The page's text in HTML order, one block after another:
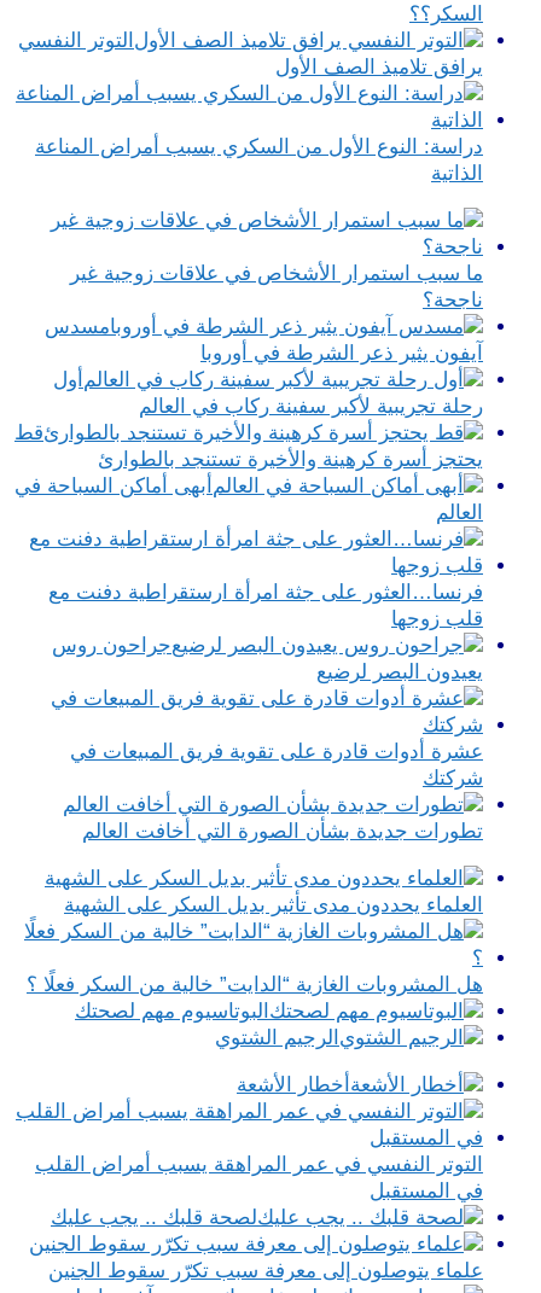
السكر؟؟
التوتر النفسي
يرافق تلاميذ الصف الأول
دراسة: النوع الأول من السكري يسبب أمراض المناعة
الذاتية
ما سبب استمرار الأشخاص في علاقات زوجية غير
ناجحة؟
مسدس
آيفون يثير ذعر الشرطة في أوروبا
أول
رحلة تجريبية لأكبر سفينة ركاب في العالم
قط
يحتجز أسرة كرهينة والأخيرة تستنجد بالطوارئ
أبهى أماكن السباحة في
العالم
فرنسا…العثور على جثة امرأة ارستقراطية دفنت مع
قلب زوجها
جراحون روس
يعيدون البصر لرضيع
عشرة أدوات قادرة على تقوية فريق المبيعات في
شركتك
تطورات جديدة بشأن الصورة التي أخافت العالم
العلماء يحددون مدى تأثير بديل السكر على الشهية
هل المشروبات الغازية “الدايت” خالية من السكر فعلًا ؟
البوتاسيوم مهم لصحتك
الرجيم الشتوي
أخطار الأشعة
التوتر النفسي في عمر المراهقة يسبب أمراض القلب
في المستقبل
لصحة قلبك .. يجب عليك
علماء يتوصلون إلى معرفة سبب تكرّر سقوط الجنين